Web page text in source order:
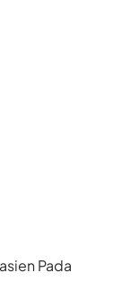
Pada